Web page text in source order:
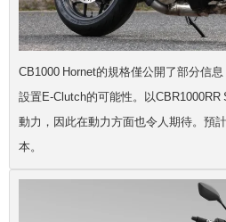
CB1000 Hornet的規格僅公開了部分信
設置E-Clutch的可能性。以CBR1000RR
動力， 因此在動力方面也令人期待。預
本。